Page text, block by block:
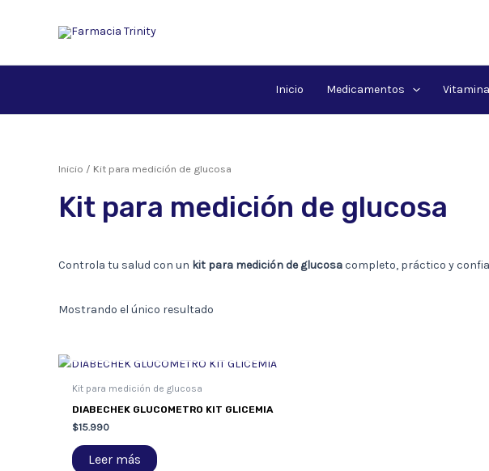
Inicio Medicamentos
Inicio / Kit para medición de glucosa
Kit para medición de glucosa
Controla tu salud con un kit para medición de glucosacompleto, práctico y
Mostrando el único resultado
Kit para medición de glucosa
DIABECHEK GLUCOMETRO KIT GLICEMIA
$15.990
Leer más